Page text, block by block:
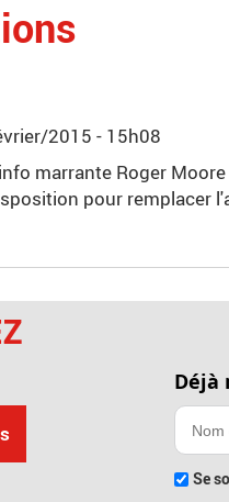
2015 - 15h08
marrante Roger
pour remplacer
Déjà
Se